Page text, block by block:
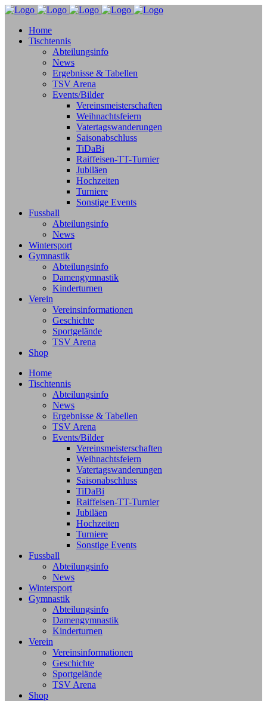
Home
Tischtennis
Abteilungsinfo
News
Ergebnisse & Tabellen
TSV Arena
Events/Bilder
Vereinsmeisterschaften
Weihnachtsfeiern
Vatertagswanderungen
Saisonabschluss
TiDaBi
Raiffeisen-TT-Turnier
Jubiläen
Hochzeiten
Turniere
Sonstige Events
Fussball
Abteilungsinfo
News
Wintersport
Gymnastik
Abteilungsinfo
Damengymnastik
Kinderturnen
Verein
Vereinsinformationen
Geschichte
Sportgelände
TSV Arena
Shop
Home
Tischtennis
Abteilungsinfo
News
Ergebnisse & Tabellen
TSV Arena
Events/Bilder
Vereinsmeisterschaften
Weihnachtsfeiern
Vatertagswanderungen
Saisonabschluss
TiDaBi
Raiffeisen-TT-Turnier
Jubiläen
Hochzeiten
Turniere
Sonstige Events
Fussball
Abteilungsinfo
News
Wintersport
Gymnastik
Abteilungsinfo
Damengymnastik
Kinderturnen
Verein
Vereinsinformationen
Geschichte
Sportgelände
TSV Arena
Shop